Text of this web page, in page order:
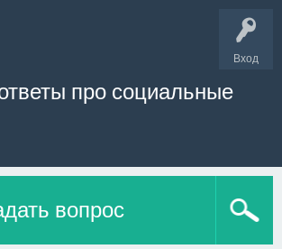
Вход
про социальные
вопрос